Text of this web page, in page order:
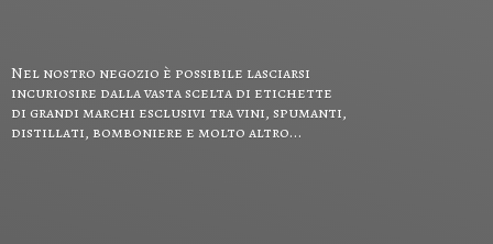
Nel nostro negozio è possibile lasciarsi
incuriosire dalla vasta scelta di etichette
di grandi marchi esclusivi tra vini, spumanti,
distillati, bomboniere e molto altro...